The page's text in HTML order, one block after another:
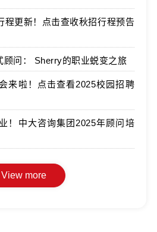
程更新！点击查收秋招行程预告
顾问： Sherry的职业蜕变之旅
来啦！点击查看2025校园招聘
！中大咨询集团2025年顾问培